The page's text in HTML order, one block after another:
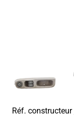
Réf. constructeur